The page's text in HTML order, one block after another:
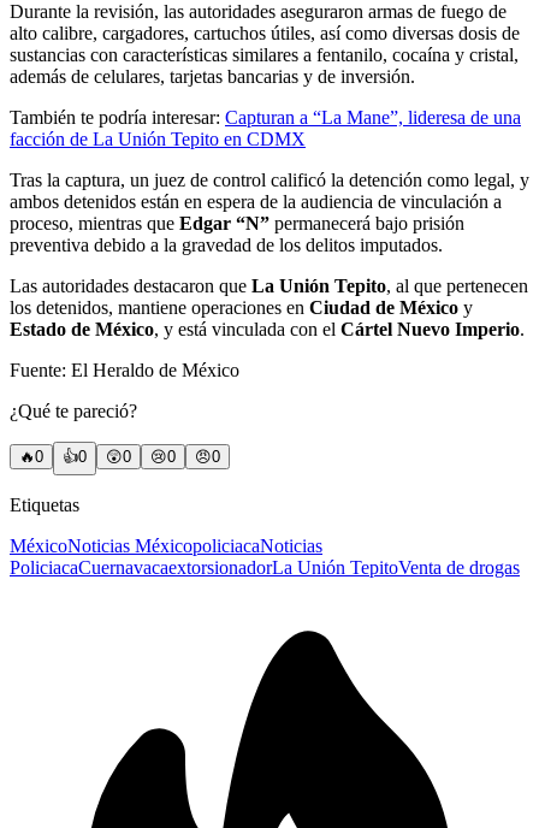
Durante la revisión, las autoridades aseguraron armas de fuego de
alto calibre, cargadores, cartuchos útiles, así como diversas dosis de
sustancias con características similares a fentanilo, cocaína y cristal,
además de celulares, tarjetas bancarias y de inversión.
También te podría interesar: Capturan a “La Mane”, lideresa de una
facción de La Unión Tepito en CDMX
Tras la captura, un juez de control calificó la detención como legal, y
ambos detenidos están en espera de la audiencia de vinculación a
proceso, mientras que Edgar “N” permanecerá bajo prisión
preventiva debido a la gravedad de los delitos imputados.
Las autoridades destacaron que La Unión Tepito, al que pertenecen
los detenidos, mantiene operaciones en Ciudad de México y
Estado de México, y está vinculada con el Cártel Nuevo Imperio.
Fuente: El Heraldo de México
¿Qué te pareció?
🔥0 👍0 😲0 😢0 😠0
Etiquetas
MéxicoNoticias MéxicopoliciacaNoticias
PoliciacaCuernavacaextorsionadorLa Unión TepitoVenta de drogas